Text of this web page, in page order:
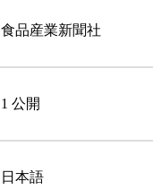
食品産業新聞社
1 公開
日本語